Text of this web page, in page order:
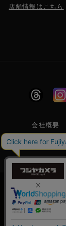
店舗情報はこちら
会社概要
特定商取引に
商標登録 第
号 東
©
当サイトでは利
を使用していま
しては「プライバ
い。